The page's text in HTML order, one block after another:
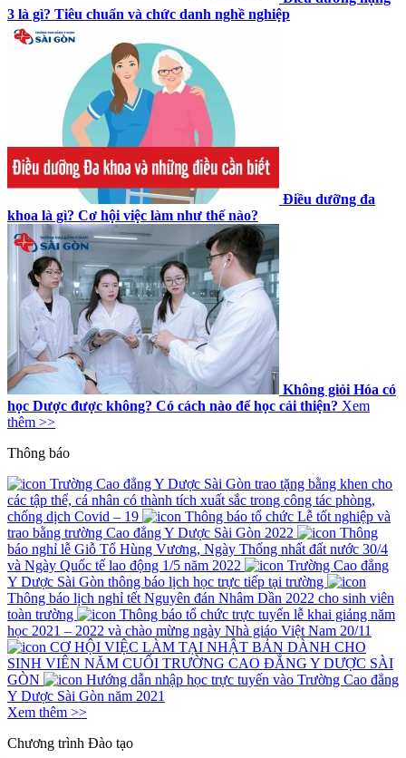
3 là gì? Tiêu chuẩn và chức danh nghề nghiệp
Điều dưỡng đa
khoa là gì? Cơ hội việc làm như thế nào?
Không giỏi Hóa có
học Dược được không? Có cách nào để học cải thiện? Xem
thêm >>
Thông báo
Trường Cao đẳng Y Dược Sài Gòn trao tặng bằng khen cho
các tập thể, cá nhân có thành tích xuất sắc trong công tác phòng,
chống dịch Covid – 19
Thông báo tổ chức Lễ tốt nghiệp và
trao bằng trường Cao đẳng Y Dược Sài Gòn 2022
Thông
báo nghỉ lễ Giỗ Tổ Hùng Vương, Ngày Thống nhất đất nước 30/4
và Ngày Quốc tế lao động 1/5 năm 2022
Trường Cao đẳng
Y Dược Sài Gòn thông báo lịch học trực tiếp tại trường
Thông báo lịch nghỉ tết Nguyên đán Nhâm Dần 2022 cho sinh viên
toàn trường
Thông báo tổ chức trực tuyến lễ khai giảng năm
học 2021 – 2022 và chào mừng ngày Nhà giáo Việt Nam 20/11
CƠ HỘI VIỆC LÀM TẠI NHẬT BẢN DÀNH CHO
SINH VIÊN NĂM CUỐI TRƯỜNG CAO ĐẲNG Y DƯỢC SÀI
GÒN
Hướng dẫn nhập học trực tuyến vào Trường Cao đẳng
Y Dược Sài Gòn năm 2021
Xem thêm >>
Chương trình Đào tạo